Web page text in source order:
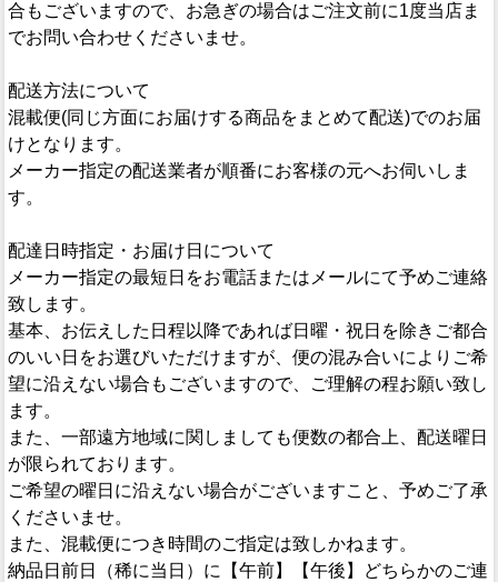
合もございますので、お急ぎの場合はご注文前に1度当店ま
でお問い合わせくださいませ。
配送方法について
混載便(同じ方面にお届けする商品をまとめて配送)でのお届
けとなります。
メーカー指定の配送業者が順番にお客様の元へお伺いしま
す。
配達日時指定・お届け日について
メーカー指定の最短日をお電話またはメールにて予めご連絡
致します。
基本、お伝えした日程以降であれば日曜・祝日を除きご都合
のいい日をお選びいただけますが、便の混み合いによりご希
望に沿えない場合もございますので、ご理解の程お願い致し
ます。
また、一部遠方地域に関しましても便数の都合上、配送曜日
が限られております。
ご希望の曜日に沿えない場合がございますこと、予めご了承
くださいませ。
また、混載便につき時間のご指定は致しかねます。
納品日前日（稀に当日）に【午前】【午後】どちらかのご連